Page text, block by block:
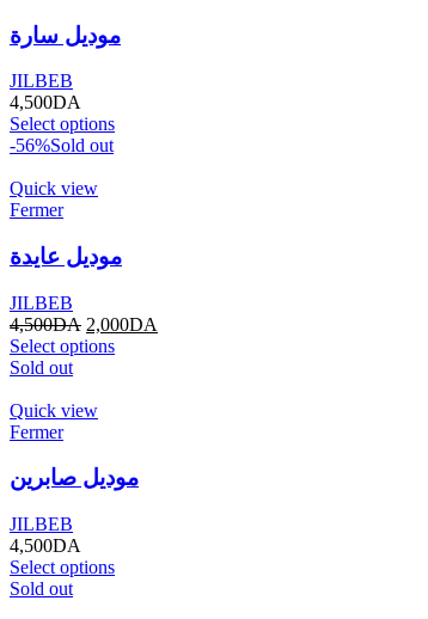
موديل سارة
JILBEB
4,500DA
Select options
-56%Sold out
Quick view
Fermer
موديل عايدة
JILBEB
4,500DA 2,000DA
Select options
Sold out
Quick view
Fermer
موديل صابرين
JILBEB
4,500DA
Select options
Sold out